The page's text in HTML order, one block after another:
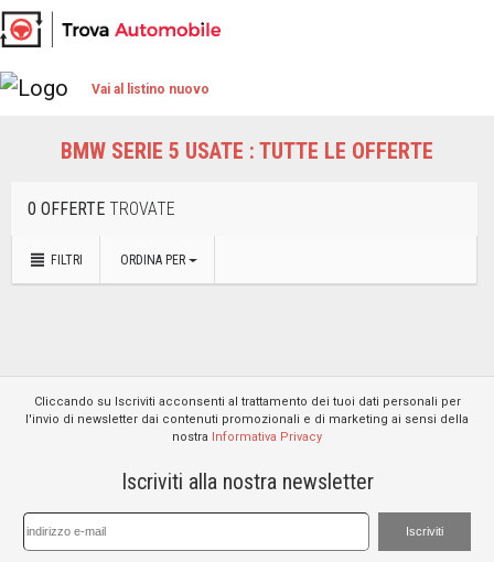
Vai al listino nuovo
BMW SERIE 5 USATE : TUTTE LE OFFERTE
0 OFFERTE TROVATE
FILTRI ORDINA PER
Cliccando su Iscriviti acconsenti al trattamento dei tuoi dati personali per
l'invio di newsletter dai contenuti promozionali e di marketing ai sensi della
nostra Informativa Privacy
Iscriviti alla nostra newsletter
Iscriviti